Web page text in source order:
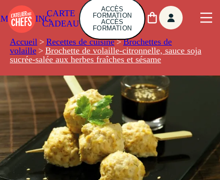
CARTE
CADEAU
ACCÈS
FORMATION
ACCÈS
FORMATION
Accueil > Recettes de cuisine > Brochettes de
volaille > Brochette de volaille-citronnelle, sauce soja
sucrée-salée aux herbes fraîches et sésame